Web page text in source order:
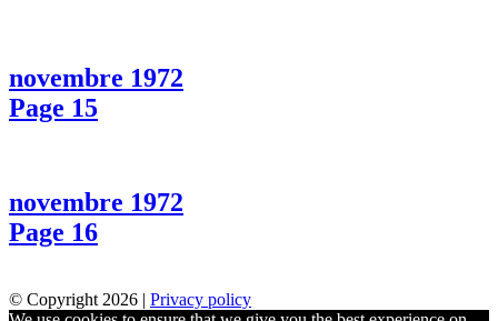
novembre 1972
Page 15
novembre 1972
Page 16
© Copyright 2026 | Privacy policy